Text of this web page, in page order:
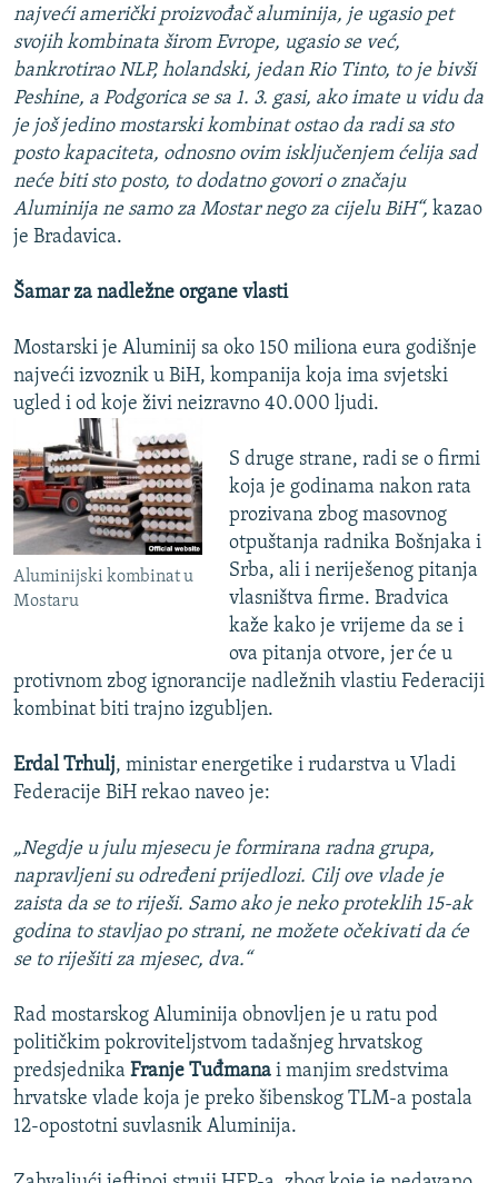
najveći američki proizvođač aluminija, je ugasio pet
svojih kombinata širom Evrope, ugasio se već,
bankrotirao NLP, holandski, jedan Rio Tinto, to je bivši
Peshine, a Podgorica se sa 1. 3. gasi, ako imate u vidu da
je još jedino mostarski kombinat ostao da radi sa sto
posto kapaciteta, odnosno ovim isključenjem ćelija sad
neće biti sto posto, to dodatno govori o značaju
Aluminija ne samo za Mostar nego za cijelu BiH“, kazao
je Bradavica.
Šamar za nadležne organe vlasti
Mostarski je Aluminij sa oko 150 miliona eura godišnje
najveći izvoznik u BiH, kompanija koja ima svjetski
ugled i od koje živi neizravno 40.000 ljudi.
Aluminijski kombinat u
Mostaru
S druge strane, radi se o firmi
koja je godinama nakon rata
prozivana zbog masovnog
otpuštanja radnika Bošnjaka i
Srba, ali i neriješenog pitanja
vlasništva firme. Bradvica
kaže kako je vrijeme da se i
ova pitanja otvore, jer će u
protivnom zbog ignorancije nadležnih vlastiu Federaciji
kombinat biti trajno izgubljen.
Erdal Trhulj, ministar energetike i rudarstva u Vladi
Federacije BiH rekao naveo je:
„Negdje u julu mjesecu je formirana radna grupa,
napravljeni su određeni prijedlozi. Cilj ove vlade je
zaista da se to riješi. Samo ako je neko proteklih 15-ak
godina to stavljao po strani, ne možete očekivati da će
se to riješiti za mjesec, dva.“
Rad mostarskog Aluminija obnovljen je u ratu pod
političkim pokroviteljstvom tadašnjeg hrvatskog
predsjednika Franje Tuđmana i manjim sredstvima
hrvatske vlade koja je preko šibenskog TLM-a postala
12-opostotni suvlasnik Aluminija.